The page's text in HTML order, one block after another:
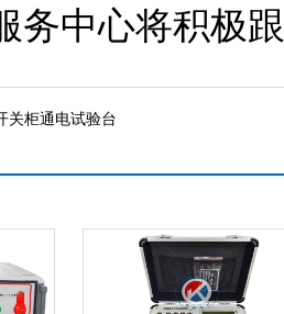
中心将积极跟
关柜通电试验台